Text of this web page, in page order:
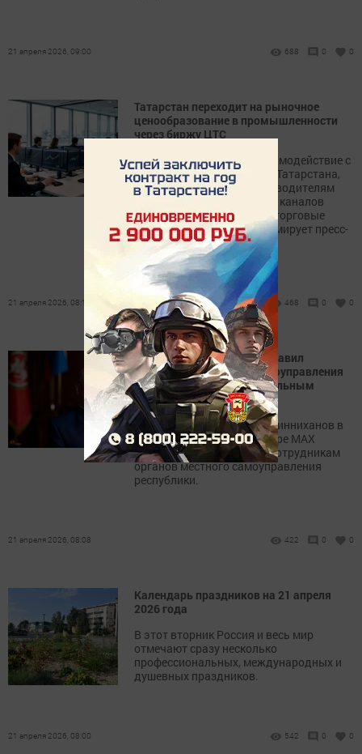
21 апреля 2026, 09:00 688 0 0
Татарстан переходит на рыночное
ценообразование в промышленности
через биржу ЦТС
Биржа ЦТС укрепляет взаимодействие с
промышленным сектором Татарстана,
предлагая местным производителям
механизм для расширения каналов
сбыта и выхода на новые торговые
площадки. Об этом информирует пресс-
служба биржи.
21 апреля 2026, 08:14 468 0 0
Рустам Минниханов поздравил
работников местного самоуправления
Татарстана с профессиональным
праздником
Раис Татарстана Рустам Минниханов в
своём канале в мессенджере MAX
обратился к ветеранам и сотрудникам
органов местного самоуправления
республики.
21 апреля 2026, 08:08 422 0 0
Календарь праздников на 21 апреля
2026 года
В этот вторник Россия и весь мир
отмечают сразу несколько
профессиональных, международных и
душевных праздников.
21 апреля 2026, 08:00 542 0 0